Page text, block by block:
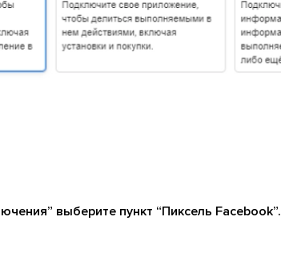
выберите пункт “Пиксель Facebook”.